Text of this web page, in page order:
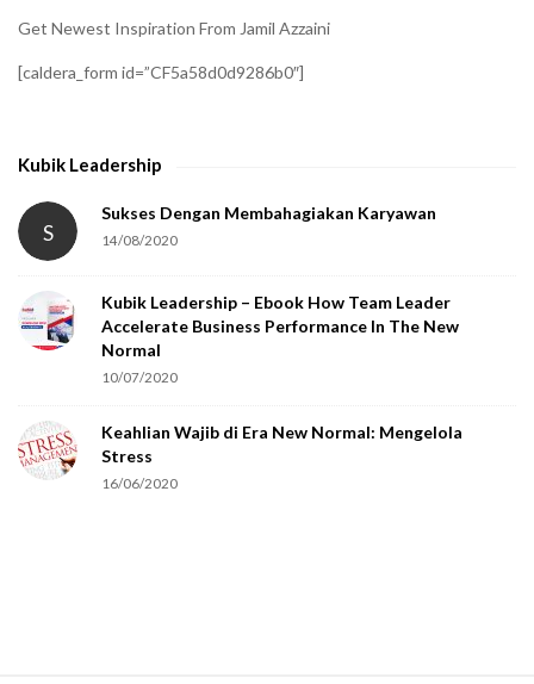
Get Newest Inspiration From Jamil Azzaini
[caldera_form id=”CF5a58d0d9286b0″]
Kubik Leadership
S
Sukses Dengan Membahagiakan Karyawan
14/08/2020
Kubik Leadership – Ebook How Team Leader
Accelerate Business Performance In The New
Normal
10/07/2020
Keahlian Wajib di Era New Normal: Mengelola
Stress
16/06/2020